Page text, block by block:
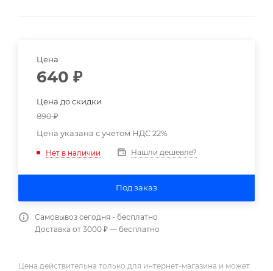
Цена
640 ₽
Цена до скидки
890₽
Цена указана с учетом НДС 22%
Нет в наличии Нашли дешевле?
Под заказ
Самовывоз сегодня - бесплатно
Доставка от 3000 ₽ — бесплатно
Цена действительна только для интернет-магазина и может